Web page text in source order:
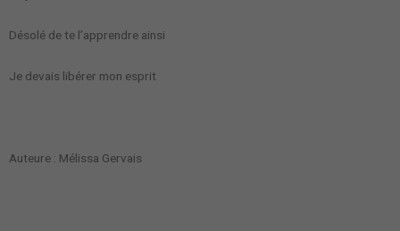
Désolé de te l’apprendre ainsi
Je devais libérer mon esprit
Auteure : Mélissa Gervais